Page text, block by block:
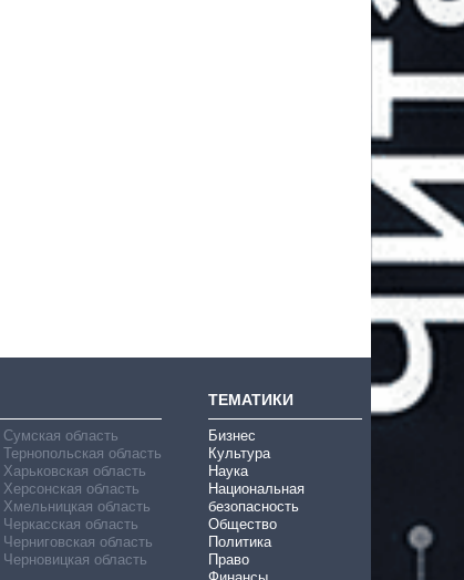
Сумская область
Тернопольская область
Харьковская область
Херсонская область
Хмельницкая область
Черкасская область
Черниговская область
Черновицкая область
ТЕМАТИКИ
Бизнес
Культура
Наука
Национальная
безопасность
Общество
Политика
Право